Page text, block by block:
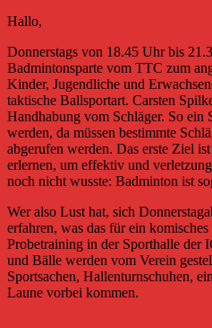
Hallo,
Donnerstags von 18.45 Uhr bis
Badmintonsparte vom TTC zum
Kinder, Jugendliche und
taktische Ballsportart. Carsten
Handhabung vom Schläger. So ein
werden, da müssen bestimmte
abgerufen werden. Das erste Ziel
erlernen, um effektiv und
noch nicht wusste: Badminton ist
Wer also Lust hat, sich
erfahren, was das für ein
Probetraining in der Sporthalle der
und Bälle werden vom Verein
Sportsachen, Hallenturnschuhen,
Laune vorbei kommen.